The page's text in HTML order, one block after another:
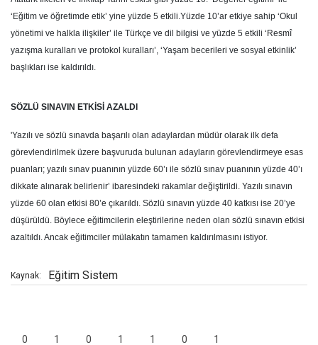
‘Eğitim ve öğretimde etik’ yine yüzde 5 etkili.Yüzde 10’ar etkiye sahip ‘Okul
yönetimi ve halkla ilişkiler’ ile Türkçe ve dil bilgisi ve yüzde 5 etkili ‘Resmî
yazışma kuralları ve protokol kuralları’, ‘Yaşam becerileri ve sosyal etkinlik’
başlıkları ise kaldırıldı.
SÖZLÜ SINAVIN ETKİSİ AZALDI
'Yazılı ve sözlü sınavda başarılı olan adaylardan müdür olarak ilk defa
görevlendirilmek üzere başvuruda bulunan adayların görevlendirmeye esas
puanları; yazılı sınav puanının yüzde 60’ı ile sözlü sınav puanının yüzde 40’ı
dikkate alınarak belirlenir’ ibaresindeki rakamlar değiştirildi. Yazılı sınavın
yüzde 60 olan etkisi 80’e çıkarıldı. Sözlü sınavın yüzde 40 katkısı ise 20’ye
düşürüldü. Böylece eğitimcilerin eleştirilerine neden olan sözlü sınavın etkisi
azaltıldı. Ancak eğitimciler mülakatın tamamen kaldırılmasını istiyor.
Kaynak: Eğitim Sistem
0 1 0 1 1 0 1